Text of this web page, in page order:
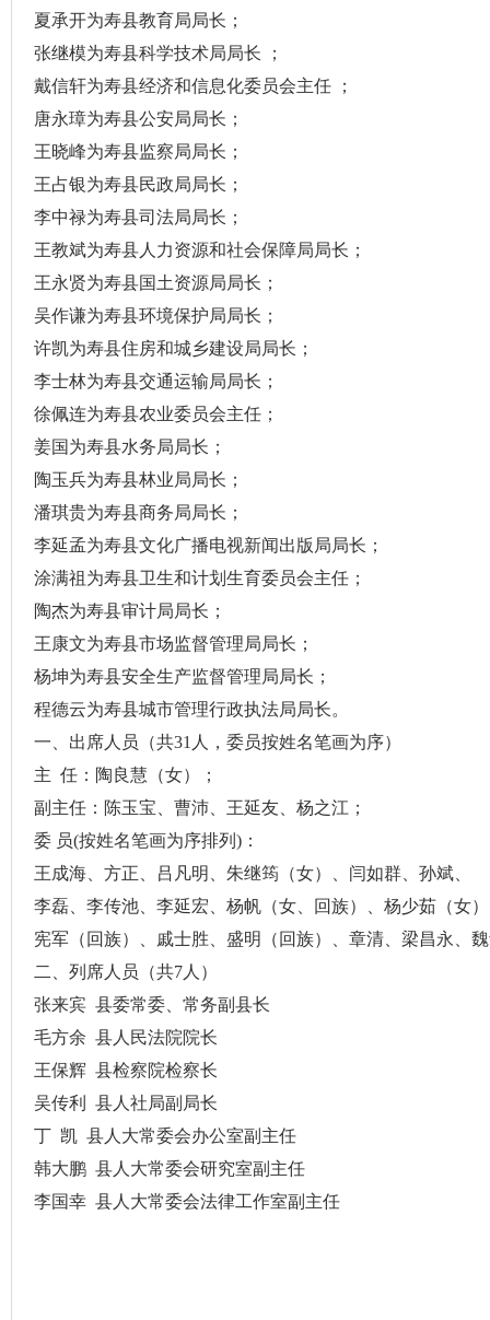
夏承开为寿县教育局局长；
张继模为寿县科学技术局局长
；
戴信轩为寿县经济和信息化委员会主任
；
唐永璋为寿县公安局局长；
王晓峰为寿县监察局局长；
王占银为寿县民政局局长；
李中禄为寿县司法局局长；
王教斌为寿县人力资源和社会保障局局长；
王永贤为寿县国土资源局局长；
吴作谦为寿县环境保护局局长；
许凯为寿县住房和城乡建设局局长；
李士林为寿县交通运输局局长；
徐佩连为寿县农业委员会主任；
姜国为寿县水务局局长；
陶玉兵为寿县林业局局长；
潘琪贵为寿县商务局局长；
李延孟为寿县文化广播电视新闻出版局局长；
涂满祖为寿县卫生和计划生育委员会主任；
陶杰为寿县审计局局长；
王康文为寿县市场监督管理局局长；
杨坤为寿县安全生产监督管理局局长；
程德云为寿县城市管理行政执法局局长。
一、出席人员（共31 人，委员按姓名笔画为序）
主 任：陶良慧（女）；
副主任：陈玉宝、曹沛、王延友、杨之江；
委 员(按姓名笔画为序排列 ) ：
王成海、方正、吕凡明、朱继筠（女）、闫如群、孙斌、
李磊、李传池、李延宏、杨帆（女、回族）、杨少茹（女
宪军（回族）、戚士胜、盛明（回族）、章清、梁昌永、
二、列席人员（共7 人）
张来宾 县委常委、常务副县长
毛方余 县人民法院院长
王保辉 县检察院检察长
吴传利
县人社局副局长
丁 凯 县人大常委会办公室副主任
韩大鹏 县人大常委会研究室副主任
李国幸 县人大常委会法律工作室副主任